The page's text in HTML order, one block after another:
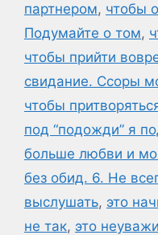
партнером, чтобы
Подумайте о том,
чтобы прийти
свидание. Ссоры
чтобы
под “подожди” я
больше любви и
без обид. 6. Не
выслушать, это
не так, это